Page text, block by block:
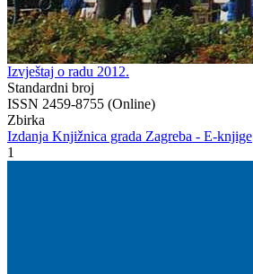
Izvještaj o radu 2012.
Standardni broj
ISSN 2459-8755 (Online)
Zbirka
Izdanja Knjižnica grada Zagreba - E-knjige
1